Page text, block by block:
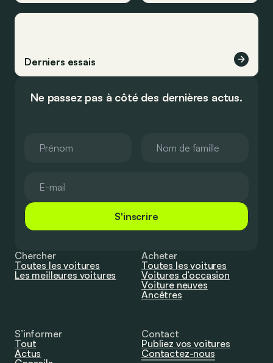
Derniers essais
Ne passez pas à côté des dernières actus.
S'inscrire
Chercher
Toutes les voitures
Les meilleures voitures
Acheter
Toutes les voitures
Voitures d’occasion
Voiture neuves
Ancêtres
S’informer
Tout
Actus
Contact
Publiez vos voitures
Contactez-nous